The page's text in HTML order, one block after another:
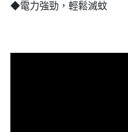
◆電力強勁，輕鬆滅蚊